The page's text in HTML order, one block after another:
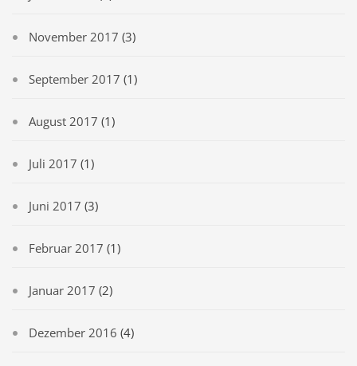
November 2017 (3)
September 2017 (1)
August 2017 (1)
Juli 2017 (1)
Juni 2017 (3)
Februar 2017 (1)
Januar 2017 (2)
Dezember 2016 (4)